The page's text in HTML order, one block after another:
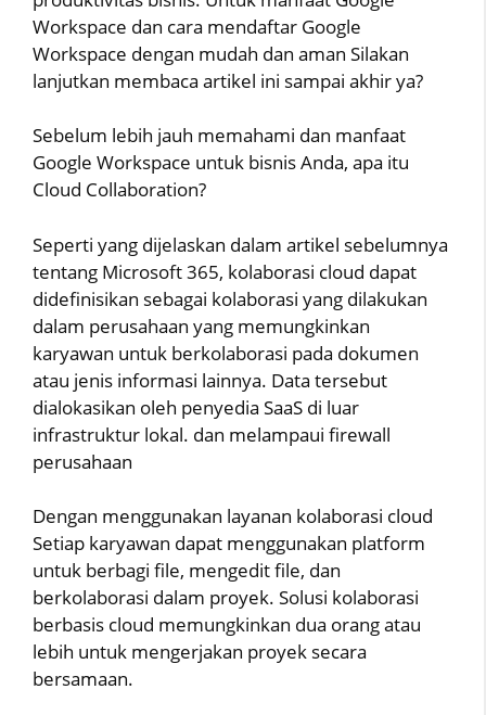
Workspace dan cara mendaftar Google
Workspace dengan mudah dan aman Silakan
lanjutkan membaca artikel ini sampai akhir ya?
Sebelum lebih jauh memahami dan manfaat
Google Workspace untuk bisnis Anda, apa itu
Cloud Collaboration?
Seperti yang dijelaskan dalam artikel sebelumnya
tentang Microsoft 365, kolaborasi cloud dapat
didefinisikan sebagai kolaborasi yang dilakukan
dalam perusahaan yang memungkinkan
karyawan untuk berkolaborasi pada dokumen
atau jenis informasi lainnya. Data tersebut
dialokasikan oleh penyedia SaaS di luar
infrastruktur lokal. dan melampaui firewall
perusahaan
Dengan menggunakan layanan kolaborasi cloud
Setiap karyawan dapat menggunakan platform
untuk berbagi file, mengedit file, dan
berkolaborasi dalam proyek. Solusi kolaborasi
berbasis cloud memungkinkan dua orang atau
lebih untuk mengerjakan proyek secara
bersamaan.